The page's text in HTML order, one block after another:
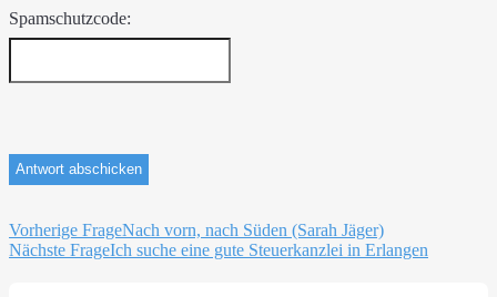
Spamschutzcode:
Beitragsnavigation
Vorherige FrageNach vorn, nach Süden (Sarah Jäger)
Nächste FrageIch suche eine gute Steuerkanzlei in Erlangen